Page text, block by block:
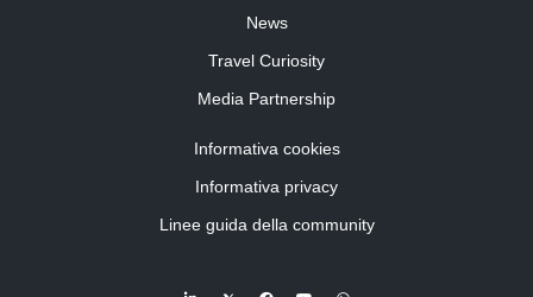
News
Travel Curiosity
Media Partnership
Informativa cookies
Informativa privacy
Linee guida della community